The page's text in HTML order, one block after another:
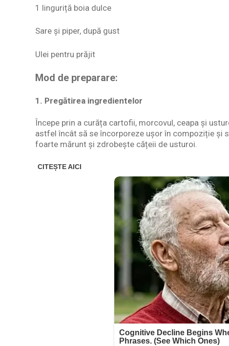
1 linguriță boia dulce
Sare și piper, după gust
Ulei pentru prăjit
Mod de preparare:
1. Pregătirea ingredientelor
Începe prin a curăța cartofii, morcovul, ceapa și
astfel încât să se încorporeze ușor în compoziție și
foarte mărunt și zdrobește cățeii de usturoi.